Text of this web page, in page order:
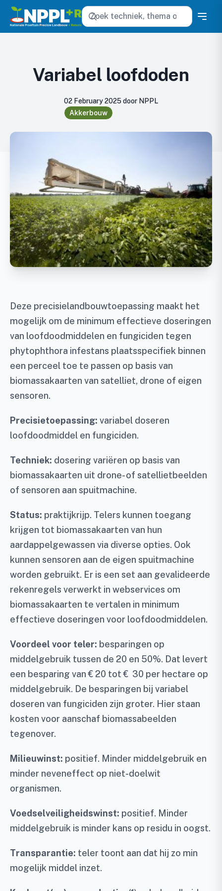
Zoeken
Variabel loofdoden
02 February 2025 door NPPL
Akkerbouw
Deze precisielandbouwtoepassing maakt het
mogelijk om de minimum effectieve doseringen
van loofdoodmiddelen en fungiciden tegen
phytophthora infestans plaatsspecifiek binnen
een perceel toe te passen op basis van
biomassakaarten van satelliet, drone of eigen
sensoren.
Precisietoepassing: variabel doseren
loofdoodmiddel en fungiciden.
Techniek: dosering variëren op basis van
biomassakaarten uit drone- of satellietbeelden
of sensoren aan spuitmachine.
Status: praktijkrijp. Telers kunnen toegang
krijgen tot biomassakaarten van hun
aardappelgewassen via diverse opties. Ook
kunnen sensoren aan de eigen spuitmachine
worden gebruikt. Er is een set aan gevalideerde
rekenregels verwerkt in webservices om
biomassakaarten te vertalen in minimum
effectieve doseringen voor loofdoodmiddelen.
Voordeel voor teler: besparingen op
middelgebruik tussen de 20 en 50%. Dat levert
een besparing van € 20 tot € 30 per hectare op
middelgebruik. De besparingen bij variabel
doseren van fungiciden zijn groter. Hier staan
kosten voor aanschaf biomassabeelden
tegenover.
Milieuwinst: positief. Minder middelgebruik en
minder neveneffect op niet-doelwit
organismen.
Voedselveiligheidswinst: positief. Minder
middelgebruik is minder kans op residu in oogst.
Transparantie: teler toont aan dat hij zo min
mogelijk middel inzet.